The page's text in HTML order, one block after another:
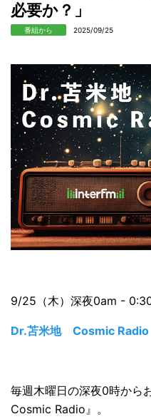
必要か？」
番組から 2025/09/25
9/25（木）深夜0am -
Dr.苫米地 Cosmic Radio
毎週木曜日の深夜0時から
Cosmic Radio』。